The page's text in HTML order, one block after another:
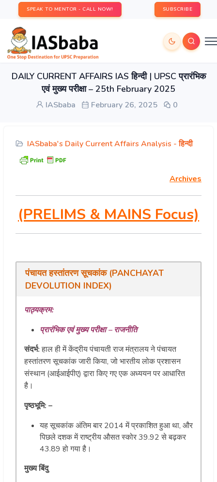
SPEAK TO MENTOR - CALL NOW! SUBSCRIBE
DAILY CURRENT AFFAIRS IAS हिन्दी | UPSC प्रारंभिक
एवं मुख्य परीक्षा – 25th February 2025
IASbaba February 26, 2025 0
IASbaba's Daily Current Affairs Analysis - हिन्दी
Archives
(PRELIMS & MAINS Focus)
पंचायत हस्तांतरण सूचकांक (PANCHAYAT
DEVOLUTION INDEX)
पाठ्यक्रम:
प्रारंभिक एवं मुख्य परीक्षा – राजनीति
संदर्भ:हाल ही में केंद्रीय पंचायती राज मंत्रालय ने पंचायत
हस्तांतरण सूचकांक जारी किया, जो भारतीय लोक प्रशासन
संस्थान (आईआईपीए) द्वारा किए गए एक अध्ययन पर आधारित
है।
पृष्ठभूमि: –
यह सूचकांक अंतिम बार 2014 में प्रकाशित हुआ था, और
पिछले दशक में राष्ट्रीय औसत स्कोर 39.92 से बढ़कर
43.89 हो गया है।
मुख्य बिंदु